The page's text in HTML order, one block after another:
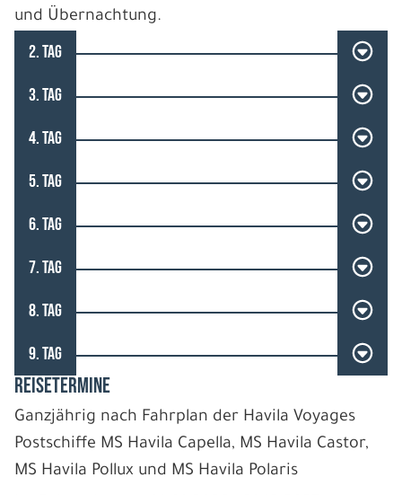
und Übernachtung.
2. TAG
3. TAG
4. TAG
5. TAG
6. TAG
7. TAG
8. TAG
9. TAG
REISETERMINE
Ganzjährig nach Fahrplan der Havila Voyages
Postschiffe MS Havila Capella, MS Havila Castor,
MS Havila Pollux und MS Havila Polaris